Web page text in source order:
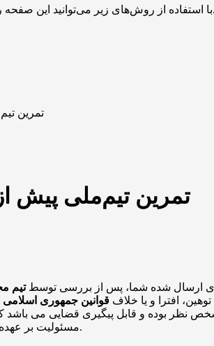
با استفاده از روش‌های زیر می‌توانید این صفحه را با دوستان خود به اشتراک بگذارید.
تمرین
تمرین تیم‌ملی پیش
ارسال شده شما، پس از بررسی توسطتیم
افترا و یا خلاف قوانین جمهوری اسلامی
نظر بوده و قابل پیگیری قضایی می
مسئولیت بر عهده شخص نظر دهنده خواهد بود.